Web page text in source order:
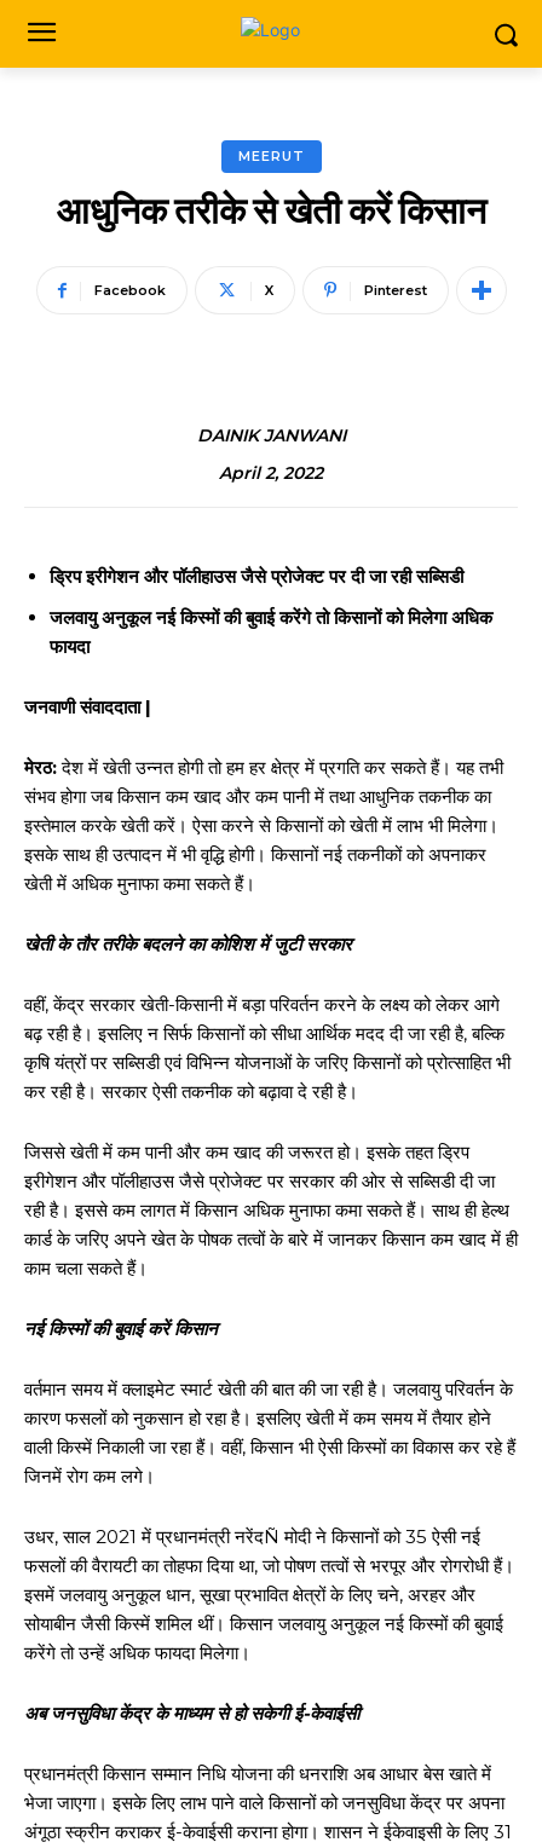
MEERUT
आधुनिक तरीके से खेती करें किसान
Facebook X Pinterest
DAINIK JANWANI
April 2, 2022
ड्रिप इरीगेशन और पॉलीहाउस जैसे प्रोजेक्ट पर दी जा रही सब्सिडी
जलवायु अनुकूल नई किस्मों की बुवाई करेंगे तो किसानों को मिलेगा अधिक
फायदा
जनवाणी संवाददाता |
मेरठ:देश में खेती उन्नत होगी तो हम हर क्षेत्र में प्रगति कर सकते हैं। यह तभी
संभव होगा जब किसान कम खाद और कम पानी में तथा आधुनिक तकनीक का
इस्तेमाल करके खेती करें। ऐसा करने से किसानों को खेती में लाभ भी मिलेगा।
इसके साथ ही उत्पादन में भी वृद्धि होगी। किसानों नई तकनीकों को अपनाकर
खेती में अधिक मुनाफा कमा सकते हैं।
खेती के तौर तरीके बदलने का कोशिश में जुटी सरकार
वहीं, केंद्र सरकार खेती-किसानी में बड़ा परिवर्तन करने के लक्ष्य को लेकर आगे
बढ़ रही है। इसलिए न सिर्फ किसानों को सीधा आर्थिक मदद दी जा रही है, बल्कि
कृषि यंत्रों पर सब्सिडी एवं विभिन्न योजनाओं के जरिए किसानों को प्रोत्साहित भी
कर रही है। सरकार ऐसी तकनीक को बढ़ावा दे रही है।
जिससे खेती में कम पानी और कम खाद की जरूरत हो। इसके तहत ड्रिप
इरीगेशन और पॉलीहाउस जैसे प्रोजेक्ट पर सरकार की ओर से सब्सिडी दी जा
रही है। इससे कम लागत में किसान अधिक मुनाफा कमा सकते हैं। साथ ही हेल्थ
कार्ड के जरिए अपने खेत के पोषक तत्वों के बारे में जानकर किसान कम खाद में ही
काम चला सकते हैं।
नई किस्मों की बुवाई करें किसान
वर्तमान समय में क्लाइमेट स्मार्ट खेती की बात की जा रही है। जलवायु परिवर्तन के
कारण फसलों को नुकसान हो रहा है। इसलिए खेती में कम समय में तैयार होने
वाली किस्में निकाली जा रहा हैं। वहीं, किसान भी ऐसी किस्मों का विकास कर रहे हैं
जिनमें रोग कम लगे।
उधर, साल 2021 में प्रधानमंत्री नरेंदÑ मोदी ने किसानों को 35 ऐसी नई
फसलों की वैरायटी का तोहफा दिया था, जो पोषण तत्वों से भरपूर और रोगरोधी हैं।
इसमें जलवायु अनुकूल धान, सूखा प्रभावित क्षेत्रों के लिए चने, अरहर और
सोयाबीन जैसी किस्में शमिल थीं। किसान जलवायु अनुकूल नई किस्मों की बुवाई
करेंगे तो उन्हें अधिक फायदा मिलेगा।
अब जनसुविधा केंद्र के माध्यम से हो सकेगी ई-केवाईसी
प्रधानमंत्री किसान सम्मान निधि योजना की धनराशि अब आधार बेस खाते में
भेजा जाएगा। इसके लिए लाभ पाने वाले किसानों को जनसुविधा केंद्र पर अपना
अंगूठा स्क्रीन कराकर ई-केवाईसी कराना होगा। शासन ने ईकेवाइसी के लिए 31